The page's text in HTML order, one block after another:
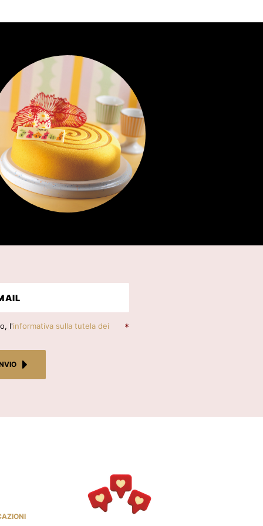
l'informativa sulla tutela dei
*